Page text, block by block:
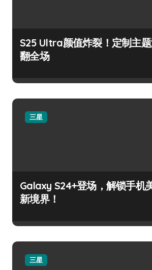
S25 Ultra颜值炸裂！定制主
翻全场
三星
Galaxy S24+登场，解锁手机
新境界！
三星